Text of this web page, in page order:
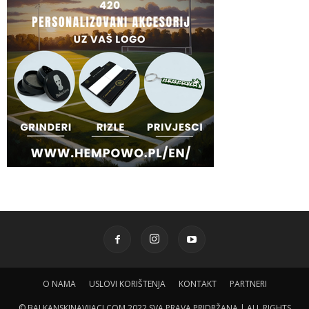
O NAMA USLOVI KORIŠTENJA KONTAKT PARTNERI